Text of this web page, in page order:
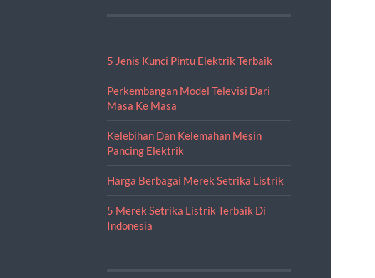
5 Jenis Kunci Pintu Elektrik Terbaik
Perkembangan Model Televisi Dari
Masa Ke Masa
Kelebihan Dan Kelemahan Mesin
Pancing Elektrik
Harga Berbagai Merek Setrika Listrik
5 Merek Setrika Listrik Terbaik Di
Indonesia